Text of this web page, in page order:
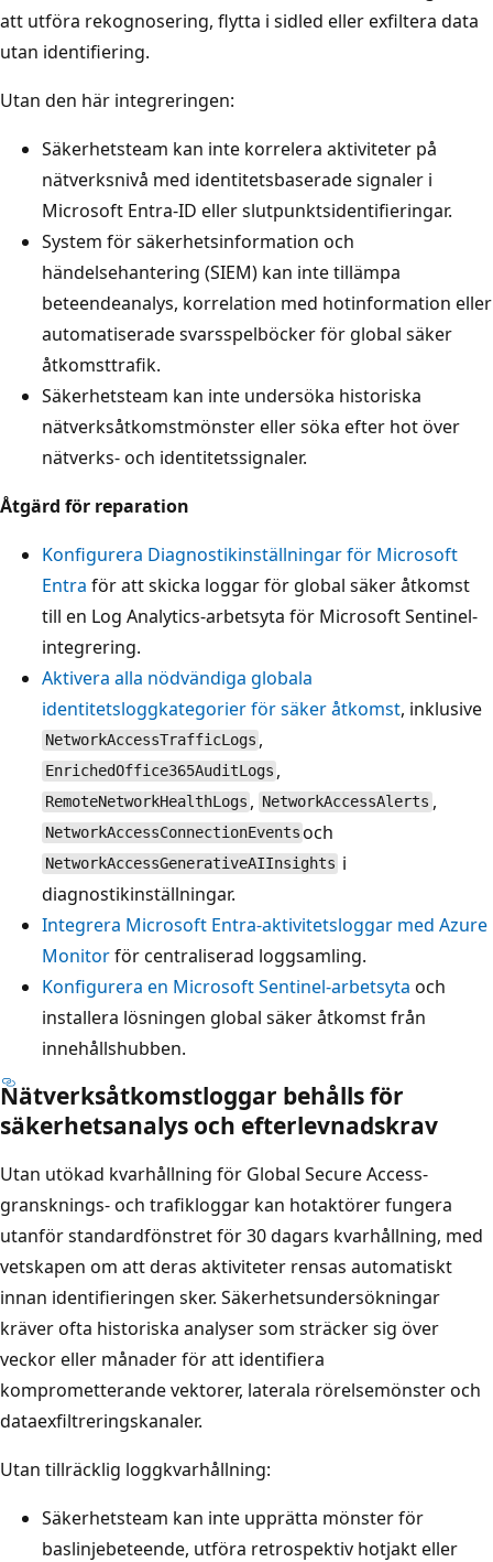
att utföra rekognosering, flytta i sidled eller exfiltera data
utan identifiering.
Utan den här integreringen:
Säkerhetsteam kan inte korrelera aktiviteter på
nätverksnivå med identitetsbaserade signaler i
Microsoft Entra-ID eller slutpunktsidentifieringar.
System för säkerhetsinformation och
händelsehantering (SIEM) kan inte tillämpa
beteendeanalys, korrelation med hotinformation eller
automatiserade svarsspelböcker för global säker
åtkomsttrafik.
Säkerhetsteam kan inte undersöka historiska
nätverksåtkomstmönster eller söka efter hot över
nätverks- och identitetssignaler.
Åtgärd för reparation
Konfigurera Diagnostikinställningar för Microsoft
Entra för att skicka loggar för global säker åtkomst
till en Log Analytics-arbetsyta för Microsoft Sentinel-
integrering.
Aktivera alla nödvändiga globala
identitetsloggkategorier för säker åtkomst, inklusive
NetworkAccessTrafficLogs ,
EnrichedOffice365AuditLogs ,
RemoteNetworkHealthLogs , NetworkAccessAlerts ,
NetworkAccessConnectionEvents och
NetworkAccessGenerativeAIInsights i
diagnostikinställningar.
Integrera Microsoft Entra-aktivitetsloggar med Azure
Monitorför centraliserad loggsamling.
Konfigurera en Microsoft Sentinel-arbetsyta och
installera lösningen global säker åtkomst från
innehållshubben.
Nätverksåtkomstloggar behålls för
säkerhetsanalys och efterlevnadskrav
Utan utökad kvarhållning för Global Secure Access-
gransknings- och trafikloggar kan hotaktörer fungera
utanför standardfönstret för 30 dagars kvarhållning, med
vetskapen om att deras aktiviteter rensas automatiskt
innan identifieringen sker. Säkerhetsundersökningar
kräver ofta historiska analyser som sträcker sig över
veckor eller månader för att identifiera
komprometterande vektorer, laterala rörelsemönster och
dataexfiltreringskanaler.
Utan tillräcklig loggkvarhållning:
Säkerhetsteam kan inte upprätta mönster för
baslinjebeteende, utföra retrospektiv hotjakt eller